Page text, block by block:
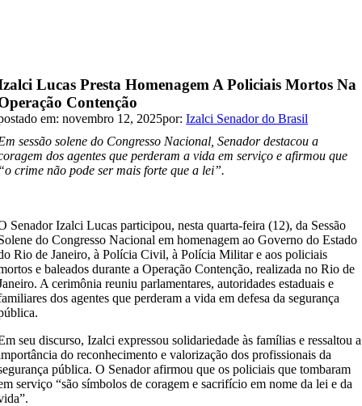
Lucas Presta Homenagem A Policiais Mortos Na
Contenção
em: novembro 12, 2025por:Izalci Senador do Brasil
sessão solene do Congresso Nacional, Senador destacou a
dos agentes que perderam a vida em serviço e afirmou que
crime não pode ser mais forte que a lei”.
Senador Izalci Lucas participou, nesta quarta-feira (12), da Sessão
do Congresso Nacional em homenagem ao Governo do Estado
Rio de Janeiro, à Polícia Civil, à Polícia Militar e aos policiais
e baleados durante a Operação Contenção, realizada no Rio de
A cerimônia reuniu parlamentares, autoridades estaduais e
dos agentes que perderam a vida em defesa da segurança
seu discurso, Izalci expressou solidariedade às famílias e ressaltou a
do reconhecimento e valorização dos profissionais da
pública. O Senador afirmou que os policiais que tombaram
serviço “são símbolos de coragem e sacrifício em nome da lei e da